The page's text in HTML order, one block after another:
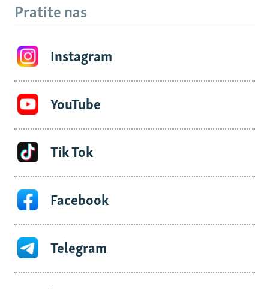
Pratite nas
Instagram
YouTube
Tik Tok
Facebook
Telegram